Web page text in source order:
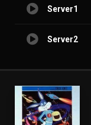
Server1
Server2